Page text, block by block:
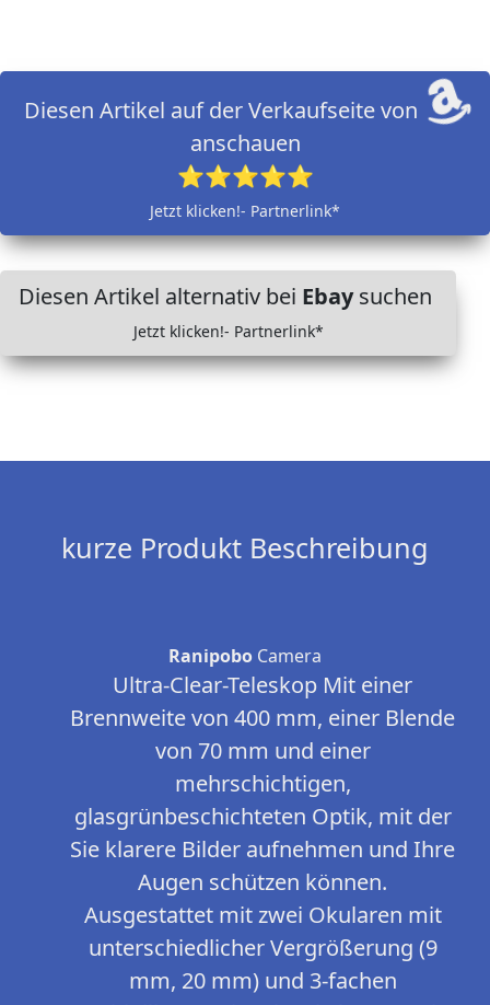
Diesen Artikel auf der Verkaufseite von
anschauen
⭐⭐⭐⭐⭐
Jetzt klicken!- Partnerlink*
Diesen Artikel alternativ bei Ebaysuchen
Jetzt klicken!- Partnerlink*
kurze Produkt Beschreibung
Ranipobo Camera
Ultra-Clear-Teleskop Mit einer
Brennweite von 400 mm, einer Blende
von 70 mm und einer
mehrschichtigen,
glasgrünbeschichteten Optik, mit der
Sie klarere Bilder aufnehmen und Ihre
Augen schützen können.
Ausgestattet mit zwei Okularen mit
unterschiedlicher Vergrößerung (9
mm, 20 mm) und 3-fachen